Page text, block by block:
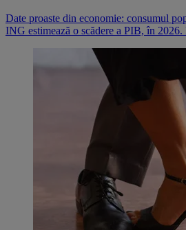
Date proaste din economie: consumul
ING estimează o scădere a PIB, în